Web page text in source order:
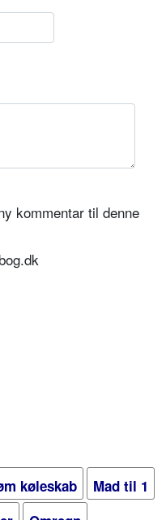
kommentar til denne
køleskab
Mad til 1